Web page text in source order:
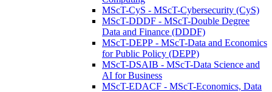
MScT-CyS - MScT-Cybersecurity (CyS)
MScT-DDDF - MScT-Double Degree
Data and Finance (DDDF)
MScT-DEPP - MScT-Data and Economics
for Public Policy (DEPP)
MScT-DSAIB - MScT-Data Science and
AI for Business
MScT-EDACF - MScT-Economics, Data